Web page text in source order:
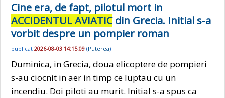
Cine era, de fapt, pilotul mort in
ACCIDENTUL AVIATICdin Grecia. Initial s-a
vorbit despre un pompier roman
publicat 2026-08-03 14:15:09 (Puterea)
Duminica, in Grecia, doua elicoptere de pompieri
s-au ciocnit in aer in timp ce luptau cu un
incendiu. Doi piloti au murit. Initial s-a spus ca